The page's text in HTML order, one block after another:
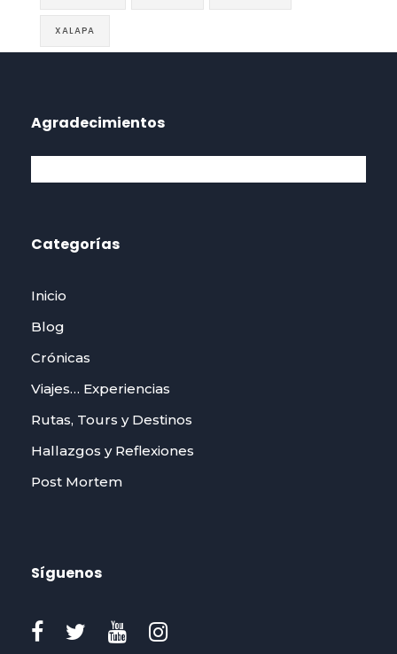
XALAPA
Agradecimientos
Categorías
Inicio
Blog
Crónicas
Viajes… Experiencias
Rutas, Tours y Destinos
Hallazgos y Reflexiones
Post Mortem
Síguenos